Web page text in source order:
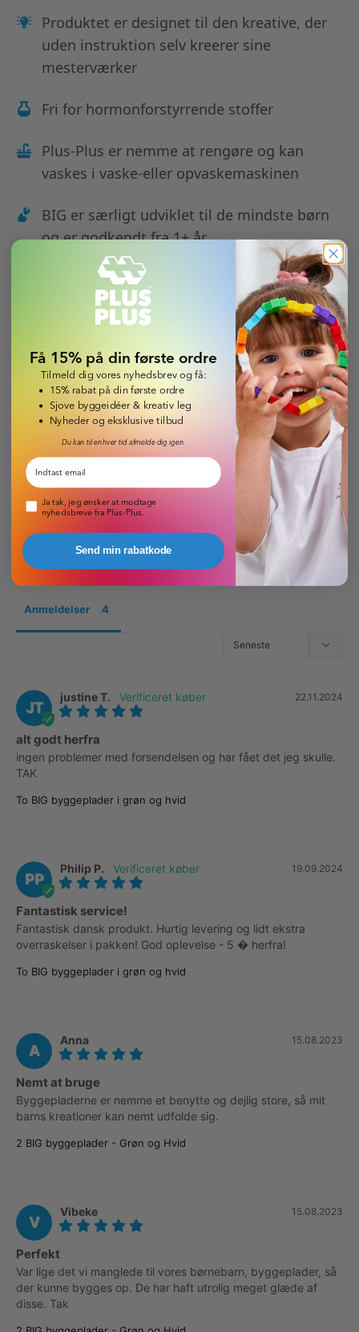
Produktet er designet til den kreative, der
uden instruktion selv kreerer sine
mesterværker
Fri for hormonforstyrrende stoffer
Plus-Plus er nemme at rengøre og kan
vaskes i vaske-eller opvaskemaskinen
BIG er særligt udviklet til de mindste børn
og er godkendt fra 1+ år
Læs om levering & betaling
5,0 Baseret på 4 anmeldelser
4
0
0
0
0
Skriv en anmeldelse
Anmeldelser
JT
22.11.2024
justine T.
alt godt herfra
ingen problemer med forsendelsen og har fået det jeg skulle.
TAK
To BIG byggeplader i grøn og hvid
PP
19.09.2024
Philip P.
Fantastisk service!
Fantastisk dansk produkt. Hurtig levering og lidt ekstra
overraskelser i pakken! God oplevelse - 5 � herfra!
To BIG byggeplader i grøn og hvid
A
15.08.2023
Anna
Nemt at bruge
Byggepladerne er nemme et benytte og dejlig store, så mit
barns kreationer kan nemt udfolde sig.
2 BIG byggeplader - Grøn og Hvid
V
15.08.2023
Vibeke
Perfekt
Var lige det vi manglede til vores børnebarn, byggeplader, så
der kunne bygges op. De har haft utrolig meget glæde af
disse. Tak
Få 15% på din første ordre
Tilmeld dig vores nyhedsbrev og få:
15% rabat på din første ordre
Sjove byggeidéer & kreativ leg
Nyheder og eksklusive tilbud
Du kan til enhver tid afmelde dig igen.
Email
Pop-up nyhedsbrev
Ja tak, jeg ønsker at modtage
nyhedsbreve fra Plus-Plus.
Send min rabatkode